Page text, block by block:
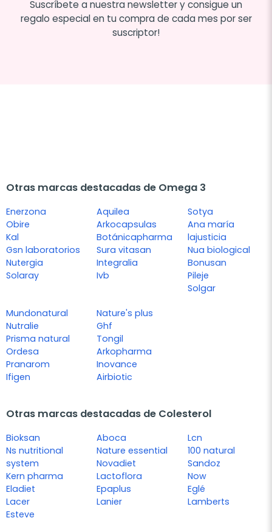
Suscríbete a nuestra newsletter y consigue un
regalo especial en tu compra de cada mes por ser
suscriptor!
Otras marcas destacadas de Omega 3
Enerzona
Obire
Kal
Gsn laboratorios
Nutergia
Solaray
Aquilea
Arkocapsulas
Botánicapharma
Sura vitasan
Integralia
Ivb
Sotya
Ana maría
lajusticia
Nua biological
Bonusan
Pileje
Solgar
Mundonatural
Nutralie
Prisma natural
Ordesa
Pranarom
Ifigen
Nature's plus
Ghf
Tongil
Arkopharma
Inovance
Airbiotic
Otras marcas destacadas de Colesterol
Bioksan
Ns nutritional
system
Kern pharma
Eladiet
Lacer
Esteve
Aboca
Nature essential
Novadiet
Lactoflora
Epaplus
Lanier
Lcn
100 natural
Sandoz
Now
Eglé
Lamberts